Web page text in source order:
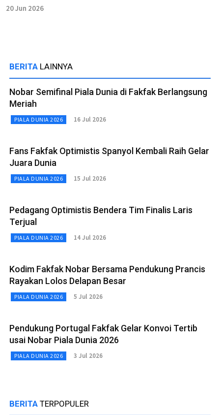
20 Jun 2026
BERITA LAINNYA
Nobar Semifinal Piala Dunia di Fakfak Berlangsung
Meriah
PIALA DUNIA 2026 16 Jul 2026
Fans Fakfak Optimistis Spanyol Kembali Raih Gelar
Juara Dunia
PIALA DUNIA 2026 15 Jul 2026
Pedagang Optimistis Bendera Tim Finalis Laris
Terjual
PIALA DUNIA 2026 14 Jul 2026
Kodim Fakfak Nobar Bersama Pendukung Prancis
Rayakan Lolos Delapan Besar
PIALA DUNIA 2026 5 Jul 2026
Pendukung Portugal Fakfak Gelar Konvoi Tertib
usai Nobar Piala Dunia 2026
PIALA DUNIA 2026 3 Jul 2026
BERITA TERPOPULER